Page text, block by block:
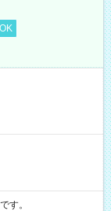
です。